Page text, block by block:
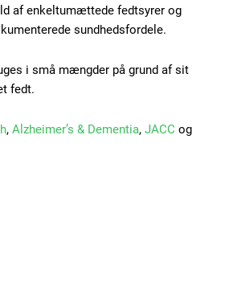
af enkeltumættede fedtsyrer og
sundhedsfordele.
i små mængder på grund af sit
fedt.
, Alzheimer’s & Dementia, JACC og